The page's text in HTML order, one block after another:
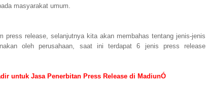
masyarakat umum.
press release, selanjutnya kita akan membahas tentang jenis-jenis
oleh perusahaan, saat ini terdapat 6 jenis press release
untuk Jasa Penerbitan Press Release di MadiunÓ